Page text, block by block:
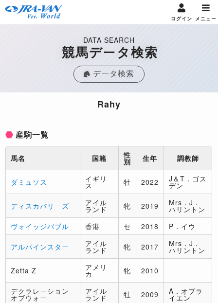
ログイン メニュー
DATA SEARCH
競馬データ検索
データ検索
Rahy
産駒一覧
馬名 国籍 性
別 生年 調教師
ダミュソス イギリ
ス 牡 2022 J＆T．ゴス
デン
ディスカバリーズ アイル
ランド 牝 2019 Mrs．J．
ハリントン
ヴォイッジバブル
香港 セ 2018 P．イウ
アルパインスター アイル
ランド 牝 2017 Mrs．J．
ハリントン
Zetta Z アメリ
カ 牝 2010
デクラレーション
オブウォー
アイル
ランド 牡 2009 A．オブラ
イエン